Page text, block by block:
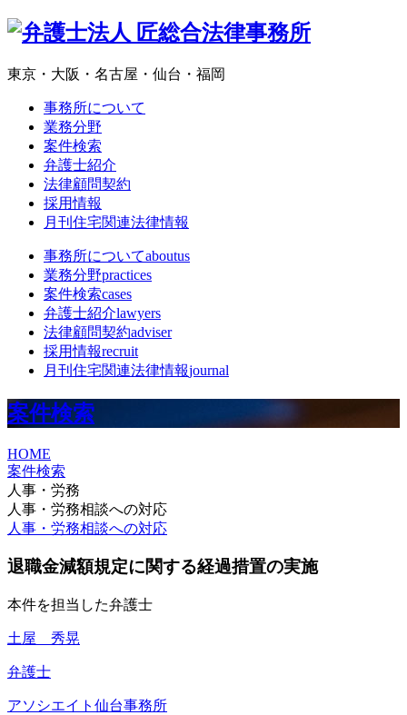
東京・大阪・名古屋・仙台・福岡
事務所について
業務分野
案件検索
弁護士紹介
法律顧問契約
採用情報
月刊住宅関連法律情報
事務所についてaboutus
業務分野practices
案件検索cases
弁護士紹介lawyers
法律顧問契約adviser
採用情報recruit
月刊住宅関連法律情報journal
案件検索
HOME
案件検索
人事・労務
人事・労務相談への対応
人事・労務相談への対応
退職金減額規定に関する経過措置の実施
本件を担当した弁護士
土屋 秀晃
弁護士
アソシエイト 仙台事務所